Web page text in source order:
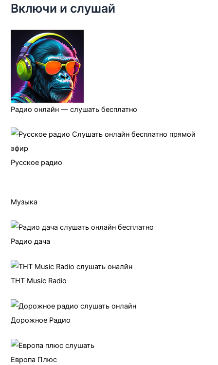
Включи и слушай
Радио онлайн — слушать бесплатно
Русское радио
Музыка
Радио дача
ТНТ Music Radio
Дорожное Радио
Европа Плюс